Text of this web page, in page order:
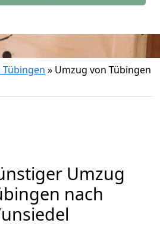
» Umzug von Tübingen
Umzug
nach